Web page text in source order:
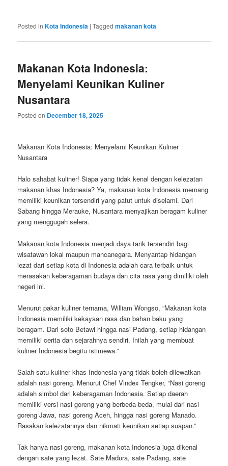
Posted in Kota Indonesia |Tagged makanan kota
Makanan Kota Indonesia:
Menyelami Keunikan Kuliner
Nusantara
Posted on December 18, 2025
Makanan Kota Indonesia: Menyelami Keunikan Kuliner
Nusantara
Halo sahabat kuliner! Siapa yang tidak kenal dengan kelezatan
makanan khas Indonesia? Ya, makanan kota Indonesia memang
memiliki keunikan tersendiri yang patut untuk diselami. Dari
Sabang hingga Merauke, Nusantara menyajikan beragam kuliner
yang menggugah selera.
Makanan kota Indonesia menjadi daya tarik tersendiri bagi
wisatawan lokal maupun mancanegara. Menyantap hidangan
lezat dari setiap kota di Indonesia adalah cara terbaik untuk
merasakan keberagaman budaya dan cita rasa yang dimiliki oleh
negeri ini.
Menurut pakar kuliner ternama, William Wongso, “Makanan kota
Indonesia memiliki kekayaan rasa dan bahan baku yang
beragam. Dari soto Betawi hingga nasi Padang, setiap hidangan
memiliki cerita dan sejarahnya sendiri. Inilah yang membuat
kuliner Indonesia begitu istimewa.”
Salah satu kuliner khas Indonesia yang tidak boleh dilewatkan
adalah nasi goreng. Menurut Chef Vindex Tengker, “Nasi goreng
adalah simbol dari keberagaman Indonesia. Setiap daerah
memiliki versi nasi goreng yang berbeda-beda, mulai dari nasi
goreng Jawa, nasi goreng Aceh, hingga nasi goreng Manado.
Rasakan kelezatannya dan nikmati keunikan setiap suapan.”
Tak hanya nasi goreng, makanan kota Indonesia juga dikenal
dengan sate yang lezat. Sate Madura, sate Padang, sate